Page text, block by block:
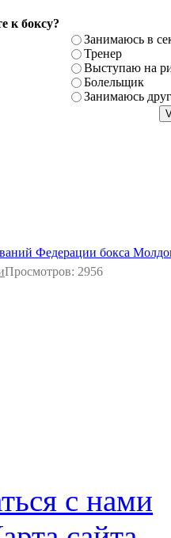
к боксу?
Занимаюсь в
Тренер
Выступаю на
Болельщик
Занимаюсь
Федерации бокса
Просмотров: 2956
с нами